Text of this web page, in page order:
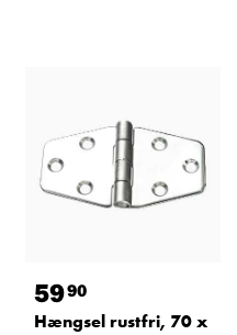
5990
Hængsel rustfri, 70 x